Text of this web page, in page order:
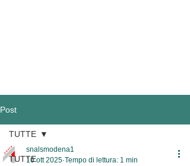
Post
TUTTE
TUTTE
snalsmodena1
10 ott 2025 Tempo di lettura: 1 min